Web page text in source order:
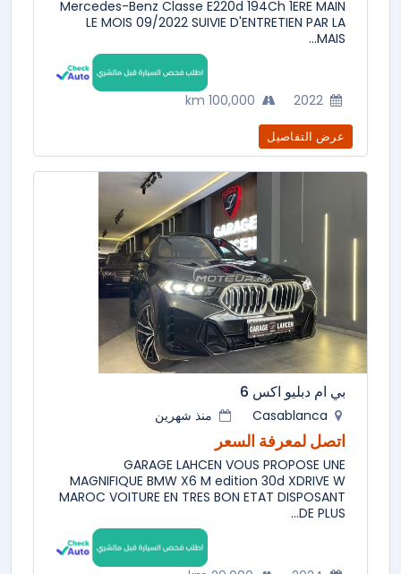
Mercedes-Benz Classe E220d 194Ch 1ERE MAIN
LE MOIS 09/2022 SUIVIE D'ENTRETIEN PAR LA
MAIS...
عرض التفاصيل
بي ام دبليو اكس 6
اتصل لمعرفة السعر
GARAGE LAHCEN VOUS PROPOSE UNE
MAGNIFIQUE BMW X6 M edition 30d XDRIVE W
MAROC VOITURE EN TRES BON ETAT DISPOSANT
DE PLUS...